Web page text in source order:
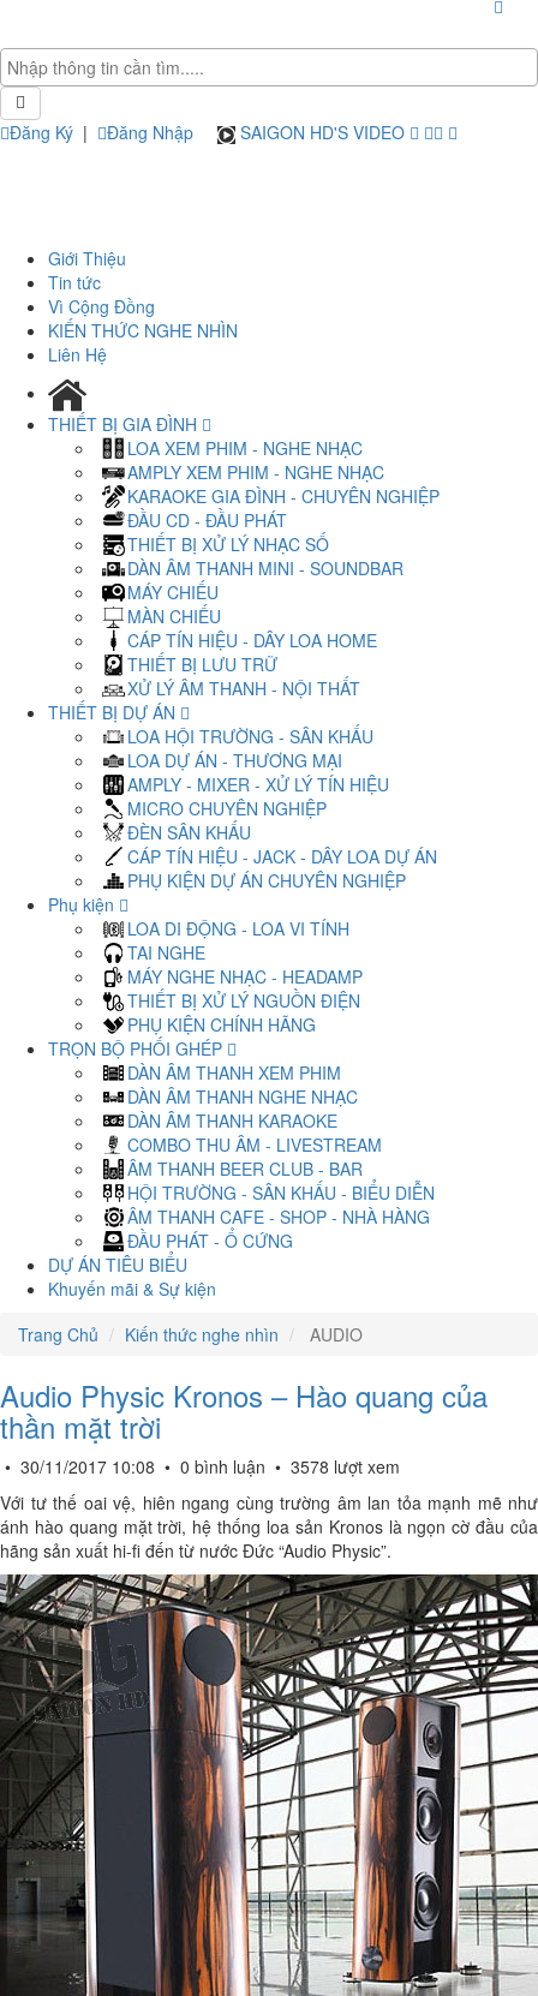
Đăng Ký | Đăng Nhập SAIGON HD'S VIDEO
Giới Thiệu
Tin tức
Vì Cộng Đồng
KIẾN THỨC NGHE NHÌN
Liên Hệ
THIẾT BỊ GIA ĐÌNH
LOA XEM PHIM - NGHE NHẠC
AMPLY XEM PHIM - NGHE NHẠC
KARAOKE GIA ĐÌNH - CHUYÊN NGHIỆP
ĐẦU CD - ĐẦU PHÁT
THIẾT BỊ XỬ LÝ NHẠC SỐ
DÀN ÂM THANH MINI - SOUNDBAR
MÁY CHIẾU
MÀN CHIẾU
CÁP TÍN HIỆU - DÂY LOA HOME
THIẾT BỊ LƯU TRỮ
XỬ LÝ ÂM THANH - NỘI THẤT
THIẾT BỊ DỰ ÁN
LOA HỘI TRƯỜNG - SÂN KHẤU
LOA DỰ ÁN - THƯƠNG MẠI
AMPLY - MIXER - XỬ LÝ TÍN HIỆU
MICRO CHUYÊN NGHIỆP
ĐÈN SÂN KHẤU
CÁP TÍN HIỆU - JACK - DÂY LOA DỰ ÁN
PHỤ KIỆN DỰ ÁN CHUYÊN NGHIỆP
Phụ kiện
LOA DI ĐỘNG - LOA VI TÍNH
TAI NGHE
MÁY NGHE NHẠC - HEADAMP
THIẾT BỊ XỬ LÝ NGUỒN ĐIỆN
PHỤ KIỆN CHÍNH HÃNG
TRỌN BỘ PHỐI GHÉP
DÀN ÂM THANH XEM PHIM
DÀN ÂM THANH NGHE NHẠC
DÀN ÂM THANH KARAOKE
COMBO THU ÂM - LIVESTREAM
ÂM THANH BEER CLUB - BAR
HỘI TRƯỜNG - SÂN KHẤU - BIỂU DIỄN
ÂM THANH CAFE - SHOP - NHÀ HÀNG
ĐẦU PHÁT - Ổ CỨNG
DỰ ÁN TIÊU BIỂU
Khuyến mãi & Sự kiện
Trang Chủ
Kiến thức nghe nhìn AUDIO
Audio Physic Kronos – Hào quang của
thần mặt trời
• 30/11/2017 10:08 • 0 bình luận • 3578 lượt xem
Với tư thế oai vệ, hiên ngang cùng trường âm lan tỏa mạnh mẽ như
ánh hào quang mặt trời, hệ thống loa sản Kronos là ngọn cờ đầu của
hãng sản xuất hi-fi đến từ nước Đức “Audio Physic”.